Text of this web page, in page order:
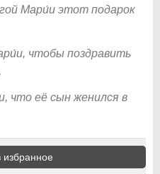
Мари́и этот подарок
чтобы поздравить
что её сын женился в
избранное